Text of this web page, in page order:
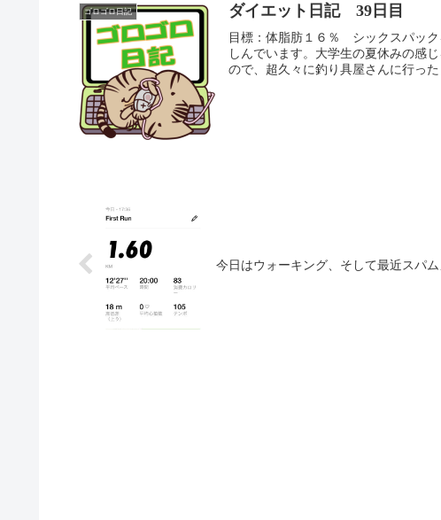
ゴロゴロ日記 ダイエット日記 39日目
目標：体脂肪１６％ シックスパッ
しんでいます。大学生の夏休みの感
ので、超久々に釣り具屋さんに行っ
今日はウォーキング、そして最近スパム